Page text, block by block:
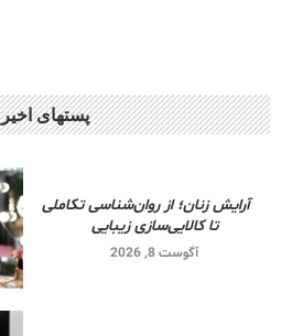
پستهای اخیر
آرایش زنان؛ از روان‌شناسی تکاملی
تا کالایی‌سازی زیبایی
آگوست 8, 2026